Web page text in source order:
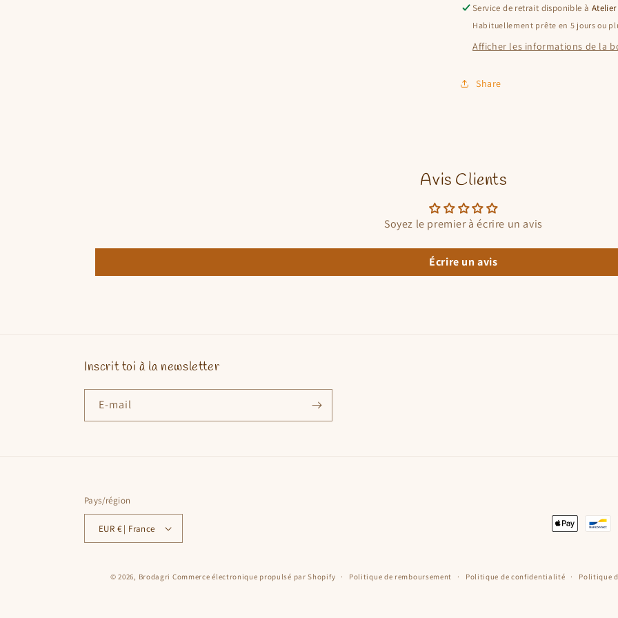
Service de retrait disponible à Atelier
Habituellement prête en 5 jours ou
Afficher les informations de la
Share
Avis Clients
Soyez le premier à écrire un avis
Écrire un avis
Inscrit toi à la newsletter
E-mail
Pays/région
EUR € | France
Moyens
© 2026, Brodagri Commerce électronique propulsé par Shopify Politique de remboursement Politique de confidentialité Politique